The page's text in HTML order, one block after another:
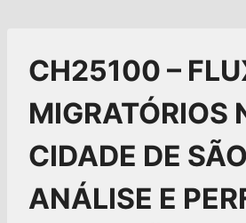
CH25100 –
MIGRATÓRIOS
CIDADE DE
ANÁLISE E